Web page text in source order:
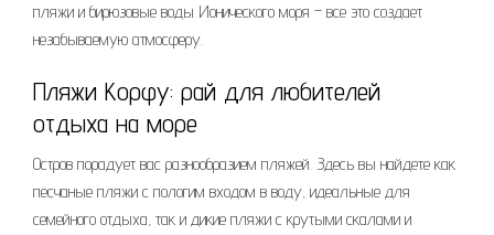
пляжи и бирюзовые воды Ионического моря – все это создает
незабываемую атмосферу.
Пляжи Корфу: рай для любителей
отдыха на море
Остров порадует вас разнообразием пляжей. Здесь вы найдете как
песчаные пляжи с пологим входом в воду, идеальные для
семейного отдыха, так и дикие пляжи с крутыми скалами и